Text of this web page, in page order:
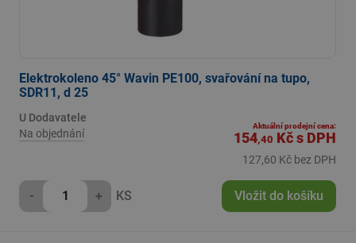
Elektrokoleno 45° Wavin PE100, svařování na tupo,
SDR11, d 25
U Dodavatele
Na objednání
Aktuální prodejní cena:
154,40 Kčs DPH
127,60 Kč bez DPH
- + KS Vložit do košíku